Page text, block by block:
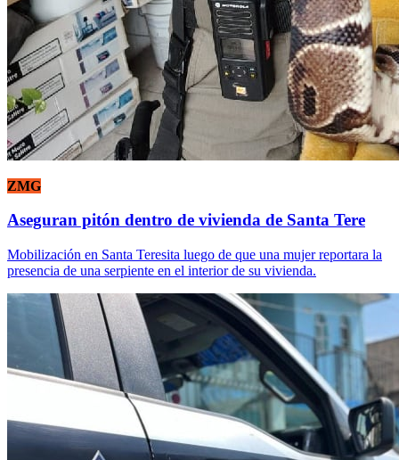
ZMG
Aseguran pitón dentro de vivienda de Santa Tere
Mobilización en Santa Teresita luego de que una mujer reportara la
presencia de una serpiente en el interior de su vivienda.